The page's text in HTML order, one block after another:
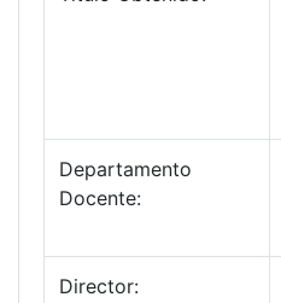
Departamento
Docente:
Director: